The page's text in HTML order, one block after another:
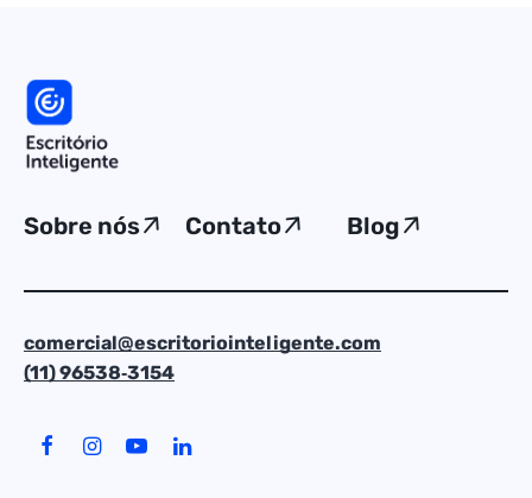
Sobre nós Contato Blog
comercial@escritoriointeligente.com
(11) 96538‑3154